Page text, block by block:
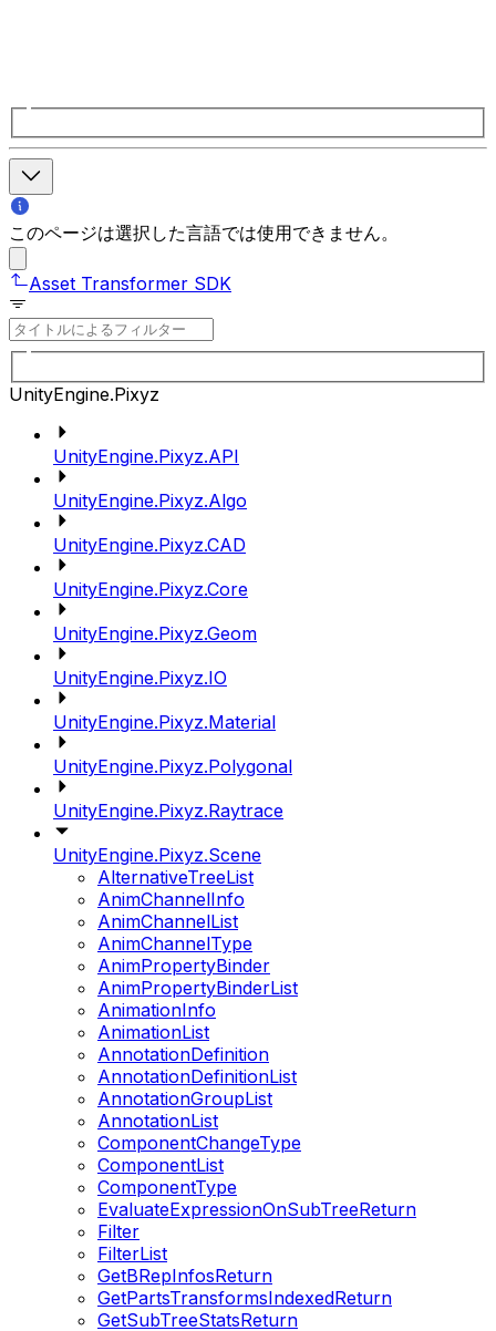
このページは選択した言語では使用できません。
Asset Transformer SDK
UnityEngine.Pixyz
UnityEngine.Pixyz.API
UnityEngine.Pixyz.Algo
UnityEngine.Pixyz.CAD
UnityEngine.Pixyz.Core
UnityEngine.Pixyz.Geom
UnityEngine.Pixyz.IO
UnityEngine.Pixyz.Material
UnityEngine.Pixyz.Polygonal
UnityEngine.Pixyz.Raytrace
UnityEngine.Pixyz.Scene
AlternativeTreeList
AnimChannelInfo
AnimChannelList
AnimChannelType
AnimPropertyBinder
AnimPropertyBinderList
AnimationInfo
AnimationList
AnnotationDefinition
AnnotationDefinitionList
AnnotationGroupList
AnnotationList
ComponentChangeType
ComponentList
ComponentType
EvaluateExpressionOnSubTreeReturn
Filter
FilterList
GetBRepInfosReturn
GetPartsTransformsIndexedReturn
GetSubTreeStatsReturn